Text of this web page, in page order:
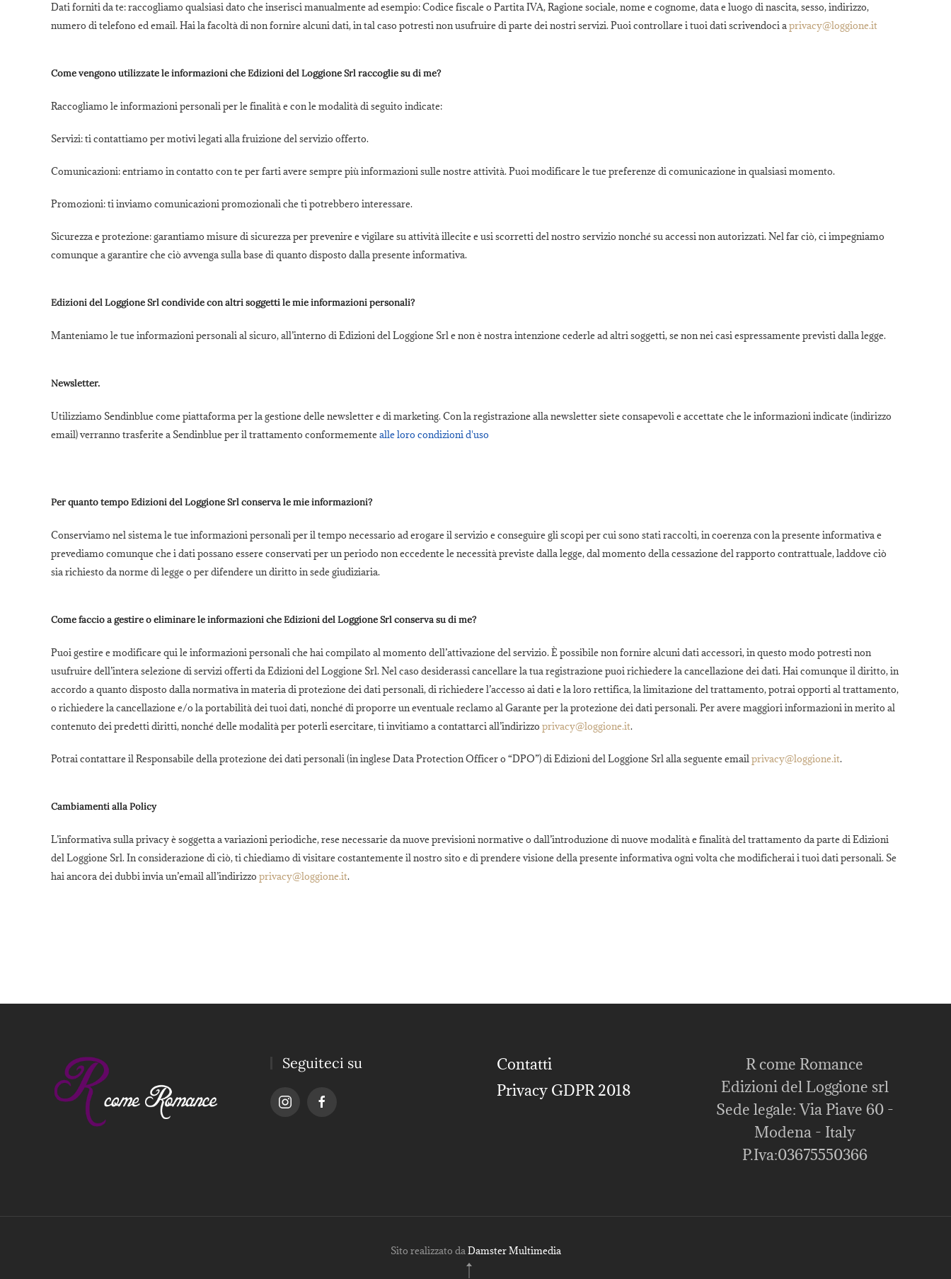
Dati forniti da te: raccogliamo qualsiasi dato che inserisci manualmente ad esempio: Codice fiscale o Partita IVA, Ragione sociale, nome e cognome, data e luogo di nascita, sesso, indirizzo,
numero di telefono ed email. Hai la facoltà di non fornire alcuni dati, in tal caso potresti non usufruire di parte dei nostri servizi. Puoi controllare i tuoi dati scrivendoci aprivacy@loggione.it
Come vengono utilizzate le informazioni che Edizioni del Loggione Srl raccoglie su di me?
Raccogliamo le informazioni personali per le finalità e con le modalità di seguito indicate:
Servizi:ti contattiamo per motivi legati alla fruizione del servizio offerto.
Comunicazioni:entriamo in contatto con te per farti avere sempre più informazioni sulle nostre attività. Puoi modificare le tue preferenze di comunicazione in qualsiasi momento.
Promozioni:ti inviamo comunicazioni promozionali che ti potrebbero interessare.
Sicurezza e protezione:garantiamo misure di sicurezza per prevenire e vigilare su attività illecite e usi scorretti del nostro servizio nonché su accessi non autorizzati. Nel far ciò, ci impegniamo
comunque a garantire che ciò avvenga sulla base di quanto disposto dalla presente informativa.
Edizioni del Loggione Srl condivide con altri soggetti le mie informazioni personali?
Manteniamo le tue informazioni personali al sicuro, all’interno di Edizioni del Loggione Srl e non è nostra intenzione cederle ad altri soggetti, se non nei casi espressamente previsti dalla legge.
Newsletter.
Utilizziamo Sendinblue come piattaforma per la gestione delle newsletter e di marketing. Con la registrazione alla newsletter siete consapevoli e accettate che le informazioni indicate (indirizzo
email) verranno trasferite a Sendinblue per il trattamento conformementealle loro condizioni d'uso
Per quanto tempo Edizioni del Loggione Srl conserva le mie informazioni?
Conserviamo nel sistema le tue informazioni personali per il tempo necessario ad erogare il servizio e conseguire gli scopi per cui sono stati raccolti, in coerenza con la presente informativa e
prevediamo comunque che i dati possano essere conservati per un periodo non eccedente le necessità previste dalla legge, dal momento della cessazione del rapporto contrattuale, laddove ciò
sia richiesto da norme di legge o per difendere un diritto in sede giudiziaria.
Come faccio a gestire o eliminare le informazioni che Edizioni del Loggione Srl conserva su di me?
Puoi gestire e modificare qui le informazioni personali che hai compilato al momento dell’attivazione del servizio. È possibile non fornire alcuni dati accessori, in questo modo potresti non
usufruire dell’intera selezione di servizi offerti da Edizioni del Loggione Srl. Nel caso desiderassi cancellare la tua registrazione puoi richiedere la cancellazione dei dati. Hai comunque il diritto, in
accordo a quanto disposto dalla normativa in materia di protezione dei dati personali, di richiedere l’accesso ai dati e la loro rettifica, la limitazione del trattamento, potrai opporti al trattamento,
o richiedere la cancellazione e/o la portabilità dei tuoi dati, nonché di proporre un eventuale reclamo al Garante per la protezione dei dati personali. Per avere maggiori informazioni in merito al
contenuto dei predetti diritti, nonché delle modalità per poterli esercitare, ti invitiamo a contattarci all’indirizzo privacy@loggione.it.
Potrai contattare il Responsabile della protezione dei dati personali (in inglese Data Protection Officer o “DPO”) di Edizioni del Loggione Srl alla seguente emailprivacy@loggione.it.
Cambiamenti alla Policy
L’informativa sulla privacy è soggetta a variazioni periodiche, rese necessarie da nuove previsioni normative o dall’introduzione di nuove modalità e finalità del trattamento da parte di Edizioni
del Loggione Srl. In considerazione di ciò, ti chiediamo di visitare costantemente il nostro sito e di prendere visione della presente informativa ogni volta che modificherai i tuoi dati personali. Se
hai ancora dei dubbi invia un’email all’indirizzo privacy@loggione.it.
Seguiteci su
Contatti
Privacy GDPR 2018
R come Romance
Edizioni del Loggione srl
Sede legale: Via Piave 60 -
Modena - Italy
P.Iva:03675550366
Sito realizzato daDamster Multimedia